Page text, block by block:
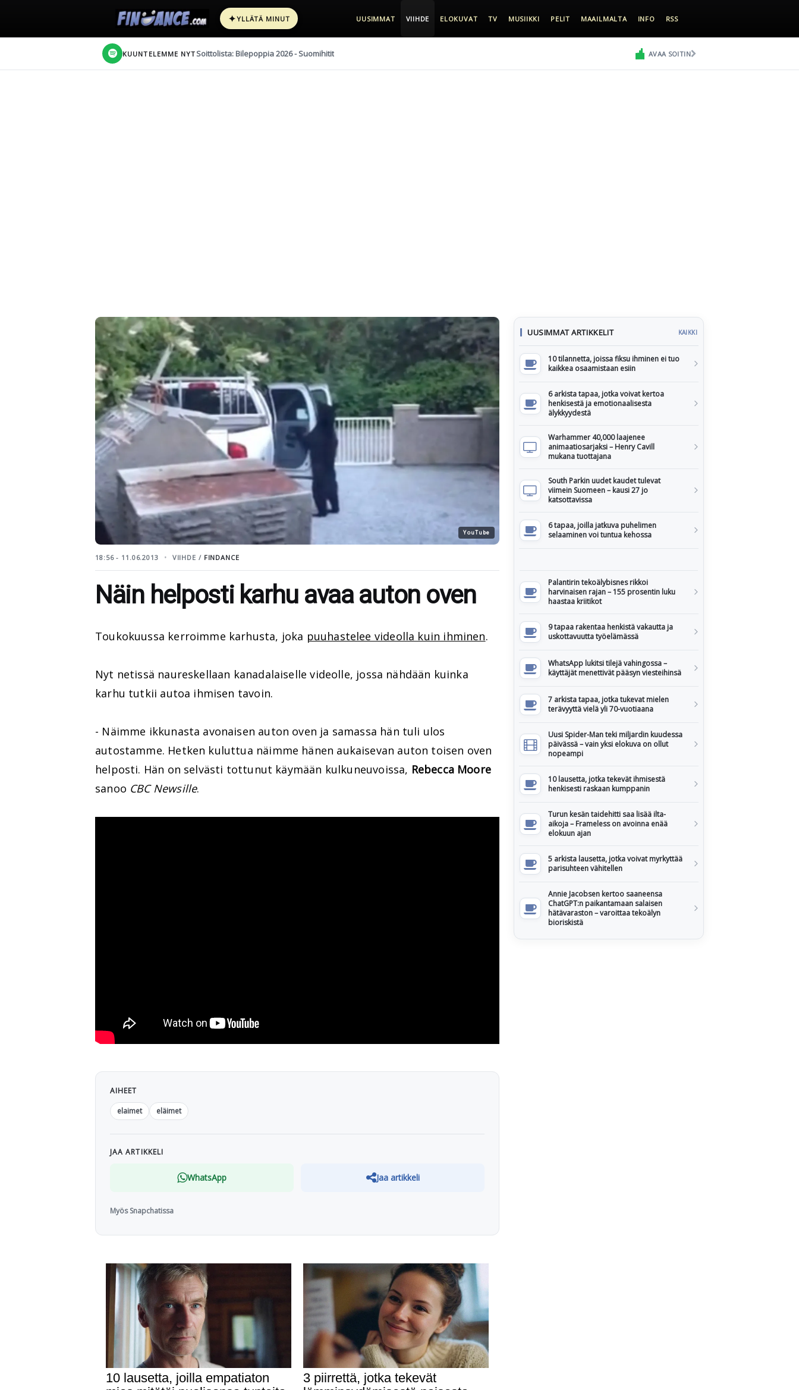
✦YLLÄTÄ MINUT UUSIMMAT VIIHDE ELOKUVAT TV MUSIIKKI PELIT MAAILMALTA INFO RSS
KUUNTELEMME NYT Soittolista: Bilepoppia 2026 - Suomihitit AVAA SOITIN
YouTube
18:56 - 11.06.2013 VIIHDE / FINDANCE
Näin helposti karhu avaa auton oven
Toukokuussa kerroimme karhusta, joka puuhastelee videolla kuin ihminen.
Nyt netissä naureskellaan kanadalaiselle videolle, jossa nähdään kuinka
karhu tutkii autoa ihmisen tavoin.
- Näimme ikkunasta avonaisen auton oven ja samassa hän tuli ulos
autostamme. Hetken kuluttua näimme hänen aukaisevan auton toisen oven
helposti. Hän on selvästi tottunut käymään kulkuneuvoissa, Rebecca Moore
sanoo CBC Newsille.
AIHEET
elaimet
eläimet
JAA ARTIKKELI
WhatsApp Jaa artikkeli
Myös Snapchatissa
UUSIMMAT ARTIKKELIT KAIKKI
10 tilannetta, joissa fiksu ihminen ei tuo
kaikkea osaamistaan esiin
6 arkista tapaa, jotka voivat kertoa
henkisestä ja emotionaalisesta
älykkyydestä
Warhammer 40,000 laajenee
animaatiosarjaksi – Henry Cavill
mukana tuottajana
South Parkin uudet kaudet tulevat
viimein Suomeen – kausi 27 jo
katsottavissa
6 tapaa, joilla jatkuva puhelimen
selaaminen voi tuntua kehossa
Palantirin tekoälybisnes rikkoi
harvinaisen rajan – 155 prosentin luku
haastaa kriitikot
9 tapaa rakentaa henkistä vakautta ja
uskottavuutta työelämässä
WhatsApp lukitsi tilejä vahingossa –
käyttäjät menettivät pääsyn viesteihinsä
7 arkista tapaa, jotka tukevat mielen
terävyyttä vielä yli 70-vuotiaana
Uusi Spider-Man teki miljardin kuudessa
päivässä – vain yksi elokuva on ollut
nopeampi
10 lausetta, jotka tekevät ihmisestä
henkisesti raskaan kumppanin
Turun kesän taidehitti saa lisää ilta-
aikoja – Frameless on avoinna enää
elokuun ajan
5 arkista lausetta, jotka voivat myrkyttää
parisuhteen vähitellen
Annie Jacobsen kertoo saaneensa
ChatGPT:n paikantamaan salaisen
hätävaraston – varoittaa tekoälyn
bioriskistä